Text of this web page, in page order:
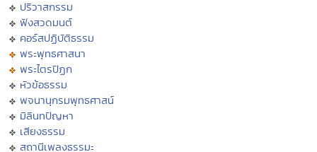
ปริวาสกรรม
ฟังสวดมนต์
คอร์สปฏิบัติธรรม
พระพุทธศาสนา
พระไตรปิฏก
หัวข้อธรรม
พจนานุกรมพุทธศาสน์
มิลินทปัญหา
เสียงธรรม
สถานีเพลงธรรมะ